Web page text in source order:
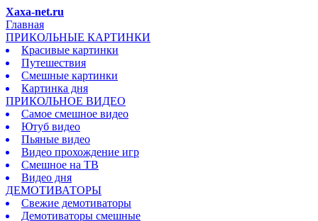
Xaxa-net.ru
Главная
ПРИКОЛЬНЫЕ КАРТИНКИ
Красивые картинки
Путешествия
Смешные картинки
Картинка дня
ПРИКОЛЬНОЕ ВИДЕО
Самое смешное видео
Ютуб видео
Пьяные видео
Видео прохождение игр
Смешное на ТВ
Видео дня
ДЕМОТИВАТОРЫ
Свежие демотиваторы
Демотиваторы смешные